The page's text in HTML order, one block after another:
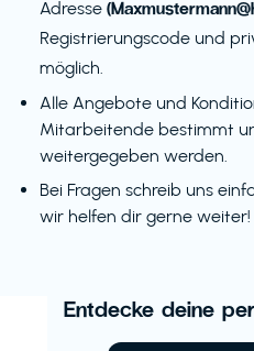
Adresse
Registrierungscode und
möglich.
Alle Angebote und
Mitarbeitende bestimmt
weitergegeben werden.
Bei Fragen schreib uns
wir helfen dir gerne weiter!
Entdecke deine